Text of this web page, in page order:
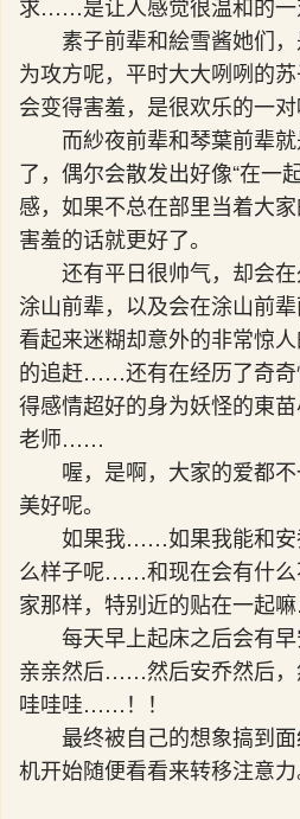
求……是让人感觉很温和的一
素子前辈和絵雪酱她们
为攻方呢，平时大大咧咧的
会变得害羞，是很欢乐的一对
而紗夜前辈和琴葉前辈
了，偶尔会散发出好像“在一
感，如果不总在部里当着大
害羞的话就更好了。
还有平日很帅气，却会
涂山前辈，以及会在涂山前辈
看起来迷糊却意外的非常惊
的追赶……还有在经历了奇奇
得感情超好的身为妖怪的東
老师……
喔，是啊，大家的爱都
美好呢。
如果我……如果我能和
么样子呢……和现在会有什么
家那样，特别近的贴在一起
每天早上起床之后会有
亲亲然后……然后安乔然后
哇哇哇……！！
最终被自己的想象搞到
机开始随便看看来转移注意力